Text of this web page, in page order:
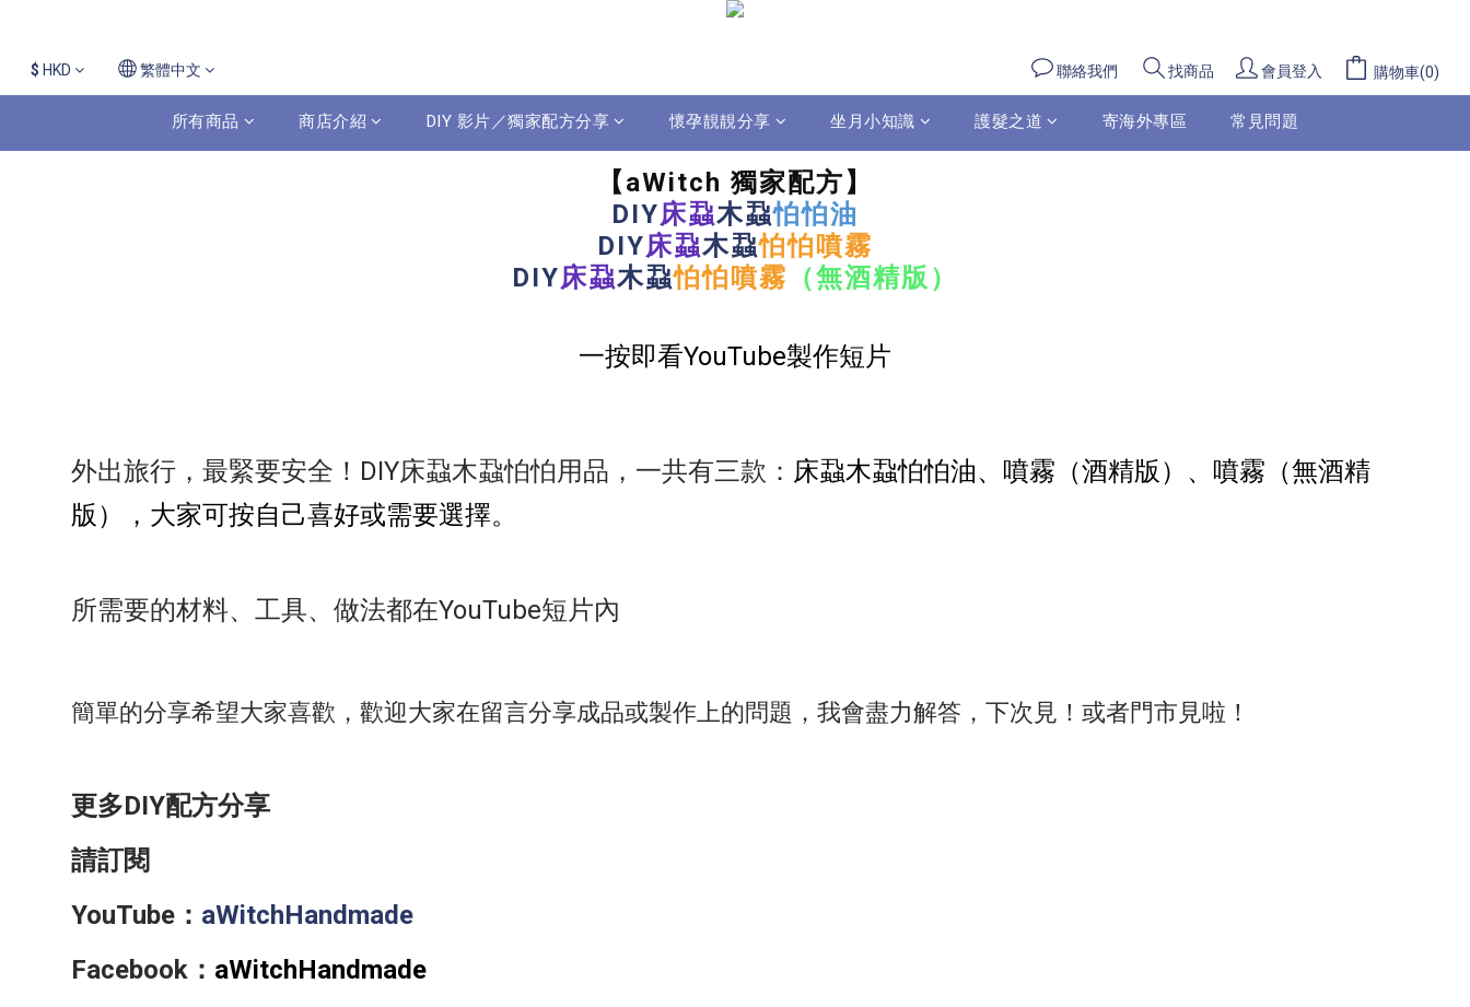
$ HKD 繁體中文 聯絡我們 找商品 會員登入 購物車(0)
所有商品 商店介紹 DIY 影片／獨家配方分享 懷孕靚靚分享 坐月小知識 護髮之道 寄海外專區 常見問題
【aWitch 獨家配方】
DIY床蝨木蝨怕怕油
DIY床蝨木蝨怕怕噴霧
DIY床蝨木蝨怕怕噴霧 （無酒精版）
一按即看YouTube製作短片
外出旅行，最緊要安全！DIY床蝨木蝨怕怕用品，一共有三款： 床蝨木蝨怕怕油、噴霧（酒精版）、噴霧（無酒精
版），大家可按自己喜好或需要選擇。
所需要的材料、工具、做法都在YouTube短片內
簡單的分享希望大家喜歡，歡迎大家在留言分享成品或製作上的問題，我會盡力解答，下次見！或者門市見啦！
更多DIY配方分享
請訂閱
YouTube： aWitchHandmade
Facebook： aWitchHandmade